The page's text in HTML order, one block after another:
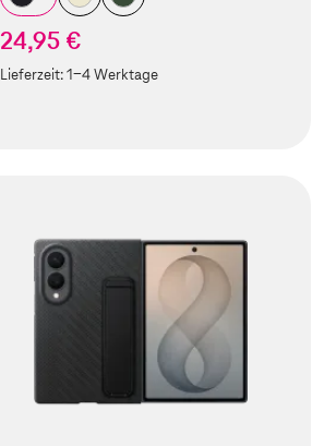
24,95 €
Lieferzeit:1-4 Werktage